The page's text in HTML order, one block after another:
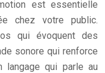
est essentielle
chez votre public.
qui évoquent des
sonore qui renforce
langage qui parle au